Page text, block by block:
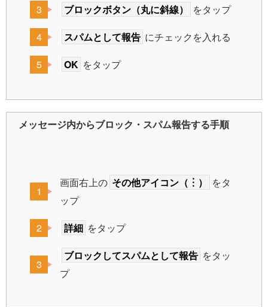
ブロックボタン（丸に斜線）
をタップ
スパムとして報告 にチェックを入れる
OK をタップ
メッセージ内からブロック・スパム報告する手順
画面右上の その他アイコン（︙）
をタ
ップ
詳細 をタップ
ブロックしてスパムとして報告 をタッ
プ